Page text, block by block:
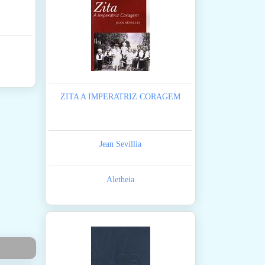
ZITA A IMPERATRIZ CORAGEM
Jean Sevillia
Aletheia